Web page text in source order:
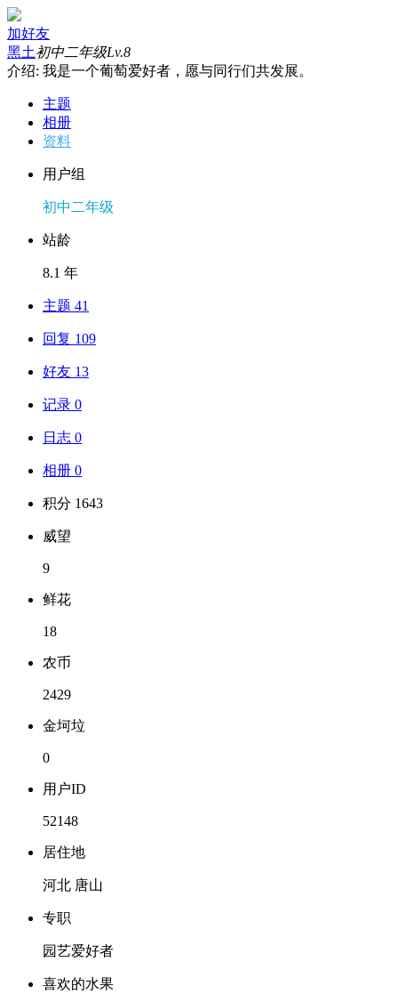
加好友
黑土初中二年级Lv.8
介绍: 我是一个葡萄爱好者，愿与同行们共发展。
主题
相册
资料
用户组
初中二年级
站龄
8.1 年
主题 41
回复 109
好友 13
记录 0
日志 0
相册 0
积分 1643
威望
9
鲜花
18
农币
2429
金坷垃
0
用户ID
52148
居住地
河北 唐山
专职
园艺爱好者
喜欢的水果